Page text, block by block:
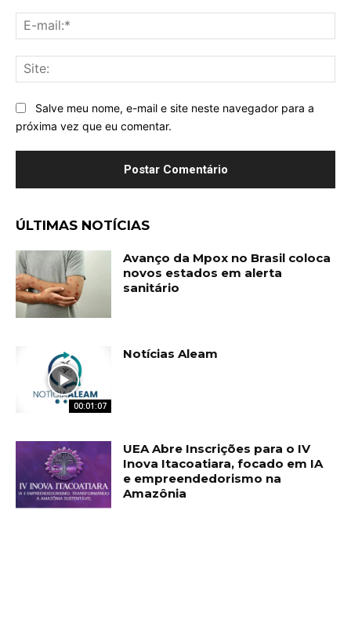
Salve meu nome, e-mail e site neste navegador para a
próxima vez que eu comentar.
ÚLTIMAS NOTÍCIAS
Avanço da Mpox no Brasil coloca
novos estados em alerta
sanitário
00:01:07
Notícias Aleam
UEA Abre Inscrições para o IV
Inova Itacoatiara, focado em IA
e empreendedorismo na
Amazônia